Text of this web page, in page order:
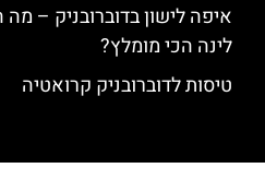
איפה לישון בדוברובניק – מה
לינה הכי מומלץ?
טיסות לדוברובניק קרואטיה